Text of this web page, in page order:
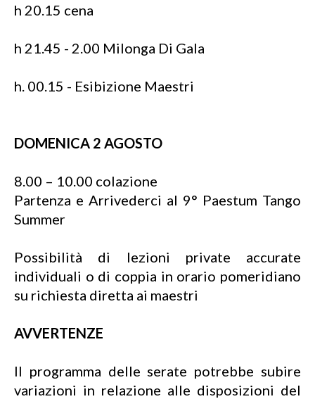
h 20.15 cena
h 21.45 - 2.00 Milonga Di Gala
h. 00.15 - Esibizione Maestri
DOMENICA 2 AGOSTO
8.00 – 10.00 colazione
Partenza e Arrivederci al 9° Paestum Tango
Summer
Possibilità di lezioni private accurate
individuali o di coppia in orario pomeridiano
su richiesta diretta ai maestri
AVVERTENZE
Il programma delle serate potrebbe subire
variazioni in relazione alle disposizioni del